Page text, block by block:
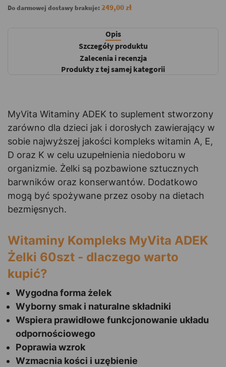
Do darmowej dostawy brakuje:249,00 zł
Opis
Szczegóły produktu
Zalecenia i recenzja
Produkty z tej samej kategorii
MyVita Witaminy ADEK to suplement stworzony
zarówno dla dzieci jak i dorosłych zawierający w
sobie najwyższej jakości kompleks witamin A, E,
D oraz K w celu uzupełnienia niedoboru w
organizmie. Żelki są pozbawione sztucznych
barwników oraz konserwantów. Dodatkowo
mogą być spożywane przez osoby na dietach
bezmięsnych.
Witaminy Kompleks MyVita ADEK
Żelki 60szt - dlaczego warto
kupić?
Wygodna forma żelek
Wyborny smak i naturalne składniki
Wspiera prawidłowe funkcjonowanie układu
odpornościowego
Poprawia wzrok
Wzmacnia kości i uzębienie